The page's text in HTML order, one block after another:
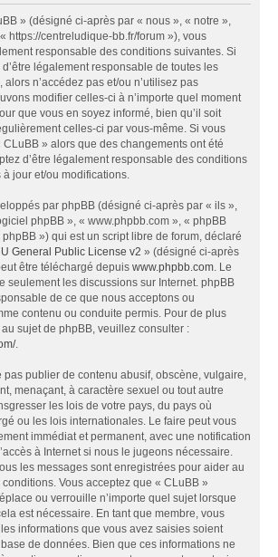
» (désigné ci-après par « nous », « notre »,
https://centreludique-bb.fr/forum »), vous
responsable des conditions suivantes. Si
d’être légalement responsable de toutes les
n’accédez pas et/ou n’utilisez pas
modifier celles-ci à n’importe quel moment
que vous en soyez informé, bien qu’il soit
celles-ci par vous-même. Si vous
CLuBB » alors que des changements ont été
d’être légalement responsable des conditions
jour et/ou modifications.
par phpBB (désigné ci-après par « ils »,
phpBB », « www.phpbb.com », « phpBB
») qui est un script libre de forum, déclaré
General Public License v2 » (désigné ci-après
être téléchargé depuis www.phpbb.com. Le
seulement les discussions sur Internet. phpBB
de ce que nous acceptons ou
contenu ou conduite permis. Pour de plus
sujet de phpBB, veuillez consulter :
.
pas publier de contenu abusif, obscène, vulgaire,
menaçant, à caractère sexuel ou tout autre
les lois de votre pays, du pays où
ou les lois internationales. Le faire peut vous
immédiat et permanent, avec une notification
à Internet si nous le jugeons nécessaire.
les messages sont enregistrées pour aider au
Vous acceptez que « CLuBB »
ou verrouille n’importe quel sujet lorsque
est nécessaire. En tant que membre, vous
informations que vous avez saisies soient
de données. Bien que ces informations ne